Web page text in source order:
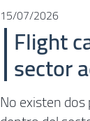
15/07/2026
Flight
sector
No existen